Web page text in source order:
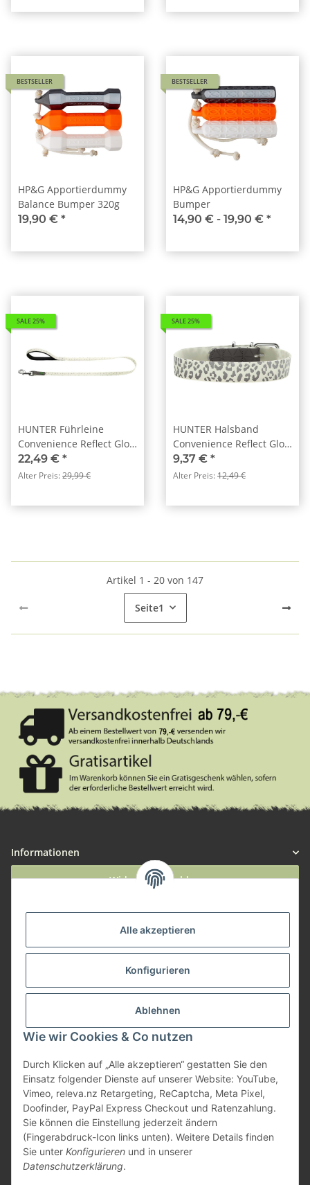
Alle akzeptieren
Konfigurieren
Ablehnen
Wie wir Cookies & Co nutzen
Durch Klicken auf „Alle akzeptieren“ gestatten Sie den
Einsatz folgender Dienste auf unserer Website: YouTube,
Vimeo, releva.nz Retargeting, ReCaptcha, Meta Pixel,
Doofinder, PayPal Express Checkout und Ratenzahlung.
Sie können die Einstellung jederzeit ändern
(Fingerabdruck-Icon links unten). Weitere Details finden
Sie unter Konfigurieren und in unserer
Datenschutzerklärung.
BESTSELLER
HP&G Apportierdummy
Balance Bumper 320g
19,90 € *
BESTSELLER
HP&G Apportierdummy
Bumper
14,90 € - 19,90 € *
SALE 25%
HUNTER Führleine
Convenience Reflect Glow
weiß Sterne
22,49 € *
Alter Preis:29,99 €
SALE 25%
HUNTER Halsband
Convenience Reflect Glow
weiß Leopardenmuster
9,37 € *
Alter Preis:12,49 €
Artikel 1 - 20 von 147
Seite1
Informationen
Widerruf anmelden
Zahlungsmöglichkeiten
* Alle Preise inkl. gesetzlicher USt., zzgl.